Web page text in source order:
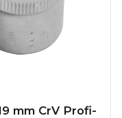
mm CrV Profi-